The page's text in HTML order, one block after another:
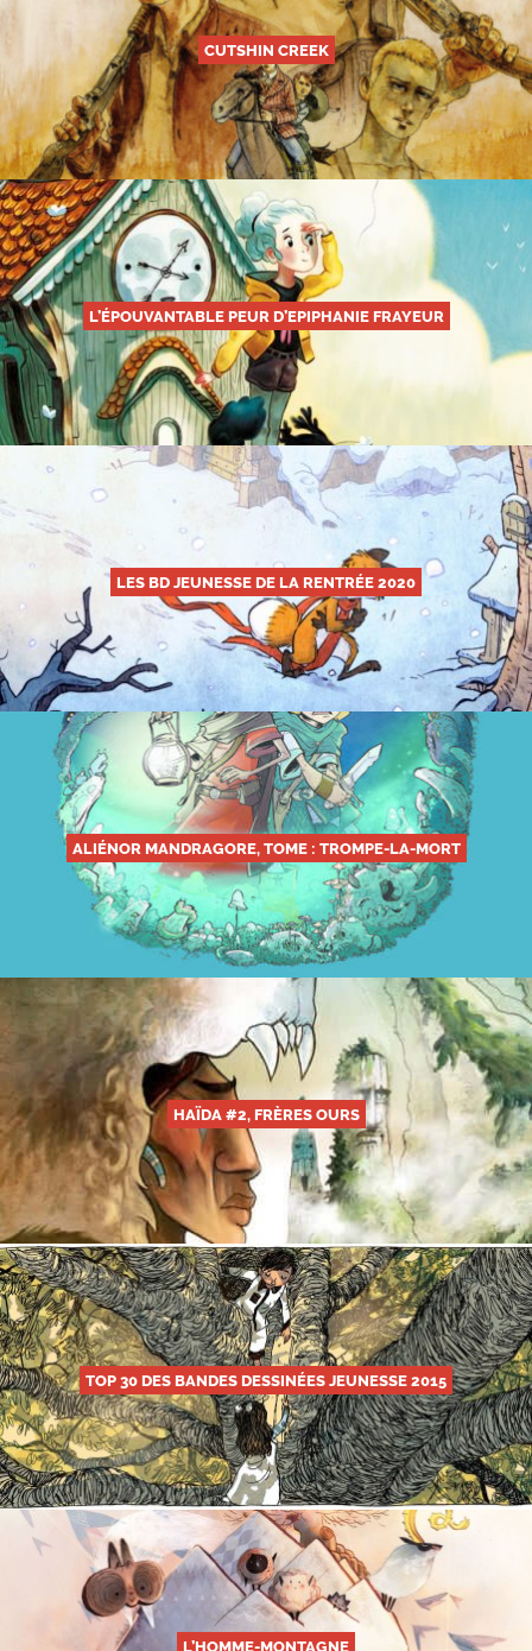
CUTSHIN CREEK
L’ÉPOUVANTABLE PEUR D’EPIPHANIE FRAYEUR
LES BD JEUNESSE DE LA RENTRÉE 2020
ALIÉNOR MANDRAGORE, TOME : TROMPE-LA-MORT
HAÏDA #2, FRÈRES OURS
TOP 30 DES BANDES DESSINÉES JEUNESSE 2015
L’HOMME-MONTAGNE